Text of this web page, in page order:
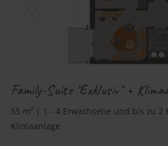
Family-Suite "Exklusiv" +
55 m² | 1 - 4 Erwachsene und bis zu
Klimaanlage